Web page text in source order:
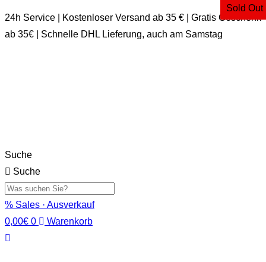
24h Service | Kostenloser Versand ab 35 € | Gratis Geschenk
ab 35€ | Schnelle DHL Lieferung, auch am Samstag
Suche
Suche
% Sales · Ausverkauf
0,00€ 0 Warenkorb
Sold Out